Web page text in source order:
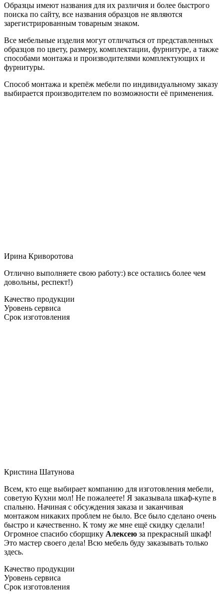
Образцы имеют названия для их различия и более быстрого
поиска по сайту, все названия образцов не являются
зарегистрированным товарным знаком.
Все мебельные изделия могут отличаться от представленных
образцов по цвету, размеру, комплектации, фурнитуре, а также
способами монтажа и производителями комплектующих и
фурнитуры.
Способ монтажа и крепёж мебели по индивидуальному заказу
выбирается производителем по возможности её применения.
Ирина Криворотова
Отлично выполняете свою работу:) все остались более чем
довольны, респект!)
Качество продукции
Уровень сервиса
Срок изготовления
Кристина Шатунова
Всем, кто еще выбирает компанию для изготовления мебели,
советую Кухни мол! Не пожалеете! Я заказывала шкаф-купе в
спальню. Начиная с обсуждения заказа и заканчивая
монтажом никаких проблем не было. Все было сделано очень
быстро и качественно. К тому же мне ещё скидку сделали!
Огромное спасибо сборщику Алексею за прекрасный шкаф!
Это мастер своего дела! Всю мебель буду заказывать только
здесь.
Качество продукции
Уровень сервиса
Срок изготовления